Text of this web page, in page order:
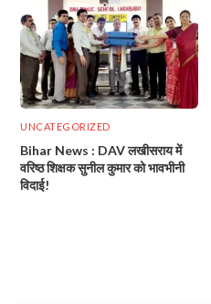
UNCATEGORIZED
Bihar News : DAV लखीसराय में
वरिष्ठ शिक्षक सुनील कुमार को भावभीनी
विदाई!